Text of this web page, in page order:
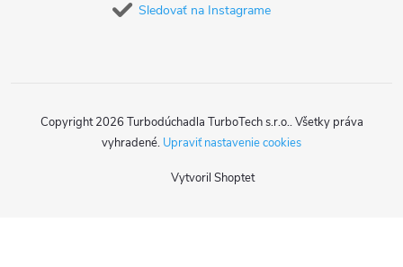
Sledovať na Instagrame
Vytvoril Shoptet
Copyright 2026 Turbodúchadla TurboTech s.r.o.. Všetky práva
vyhradené. Upraviť nastavenie cookies